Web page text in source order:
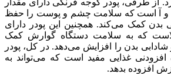
ث و آ است که سلامت چشم و پوست را حفظ
بدن کمک می‌کند. همچنین این پودر دارای
که به سلامت دستگاه گوارش کمک
بدن را افزایش می‌دهد. در کل، پودر
غذایی مفید است که می‌تواند به
افزوده بدهد.